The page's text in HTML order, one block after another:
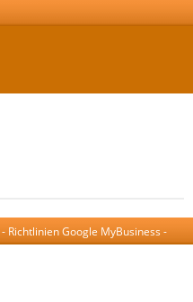
- Richtlinien Google MyBusiness -